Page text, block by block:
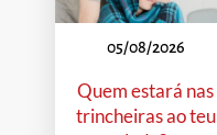
05/08/2026
Quem estará nas
trincheiras ao teu